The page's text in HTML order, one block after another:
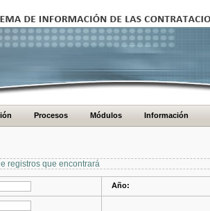
Procesos Módulos Información
registros que encontrará
Año: